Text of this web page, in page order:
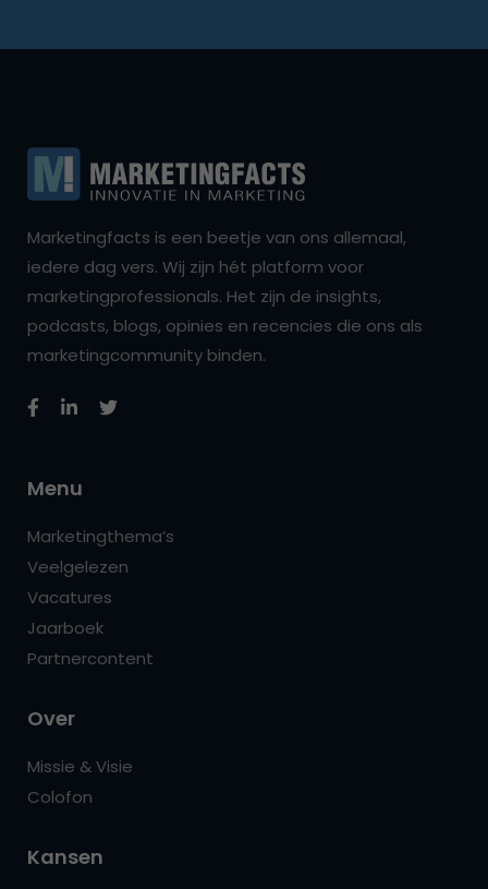
Marketingfacts is een beetje van ons allemaal,
iedere dag vers. Wij zijn hét platform voor
marketingprofessionals. Het zijn de insights,
podcasts, blogs, opinies en recencies die ons als
marketingcommunity binden.
Menu
Marketingthema’s
Veelgelezen
Vacatures
Jaarboek
Partnercontent
Over
Missie & Visie
Colofon
Kansen